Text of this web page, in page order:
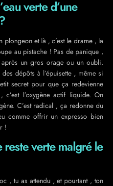
verte d’une
plongeon et là , c’est le drame , la
au pistache ! Pas de panique ,
un gros orage ou un oubli.
dépôts à l’épuisette , même si
secret pour que ça redevienne
c’est l’oxygène actif liquide. On
C’est radical , ça redonne du
comme offrir un expresso bien
!
verte malgré le
, tu as attendu , et pourtant , ton